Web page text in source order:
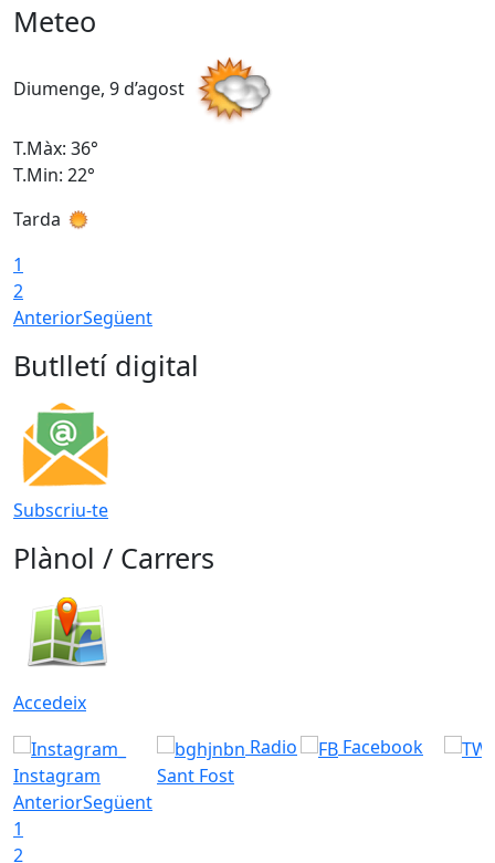
Meteo
Diumenge, 9 d’agost
T.Màx: 36°
T.Min: 22°
Tarda
1
2
AnteriorSegüent
Butlletí digital
Subscriu-te
Plànol / Carrers
Accedeix
Instagram
Radio
Sant Fost
Facebook
AnteriorSegüent
1
2